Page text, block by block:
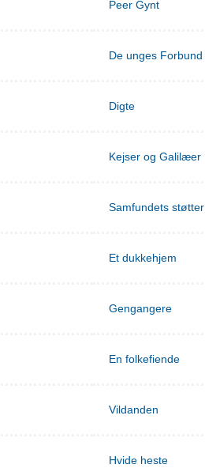
Peer Gynt
De unges Forbund
Digte
Kejser og Galilæer
Samfundets støtter
Et dukkehjem
Gengangere
En folkefiende
Vildanden
Hvide heste